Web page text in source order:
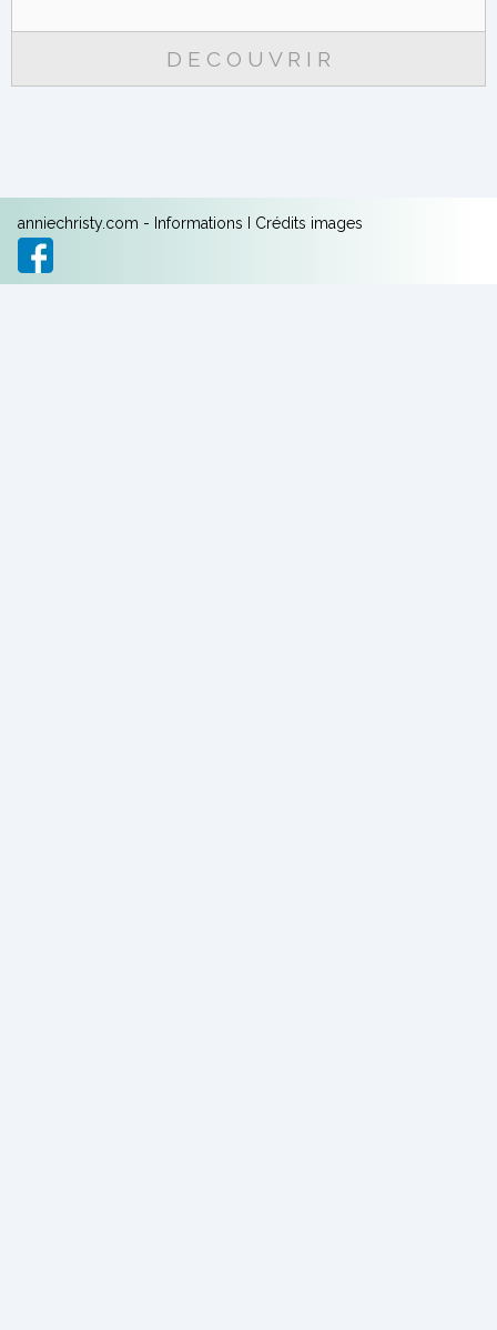
D E C O U V R I R
anniechristy.com - Informations Crédits images